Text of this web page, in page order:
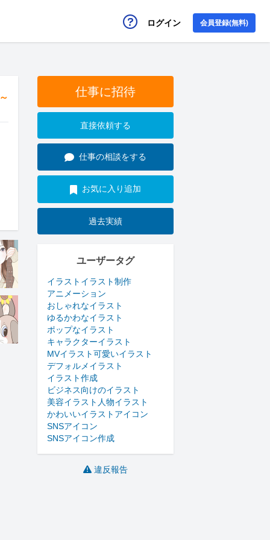
ログイン 会員登録(無料)
仕事に招待
直接依頼する
仕事の相談をする
お気に入り追加
過去実績
ユーザータグ
イラスト イラスト制作
アニメーション
おしゃれなイラスト
ゆるかわなイラスト
ポップなイラスト
キャラクターイラスト
MVイラスト可愛いイラスト
デフォルメイラスト
イラスト作成
ビジネス向けのイラスト
美容イラスト 人物イラスト
かわいいイラスト アイコン
SNSアイコン
SNSアイコン作成
違反報告